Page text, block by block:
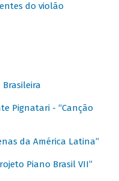
do violão
Pignatari - “Canção
da América Latina”
Piano Brasil VII”